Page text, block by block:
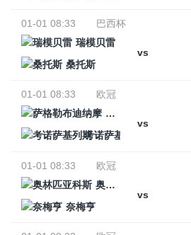
01-01 08:33
巴西杯
瑞模贝雷
vs
桑托斯
01-01 08:33
欧冠
萨格勒布迪纳摩
vs
考诺萨基列斯
01-01 08:33
欧冠
奥林匹亚科斯
vs
奈梅亨